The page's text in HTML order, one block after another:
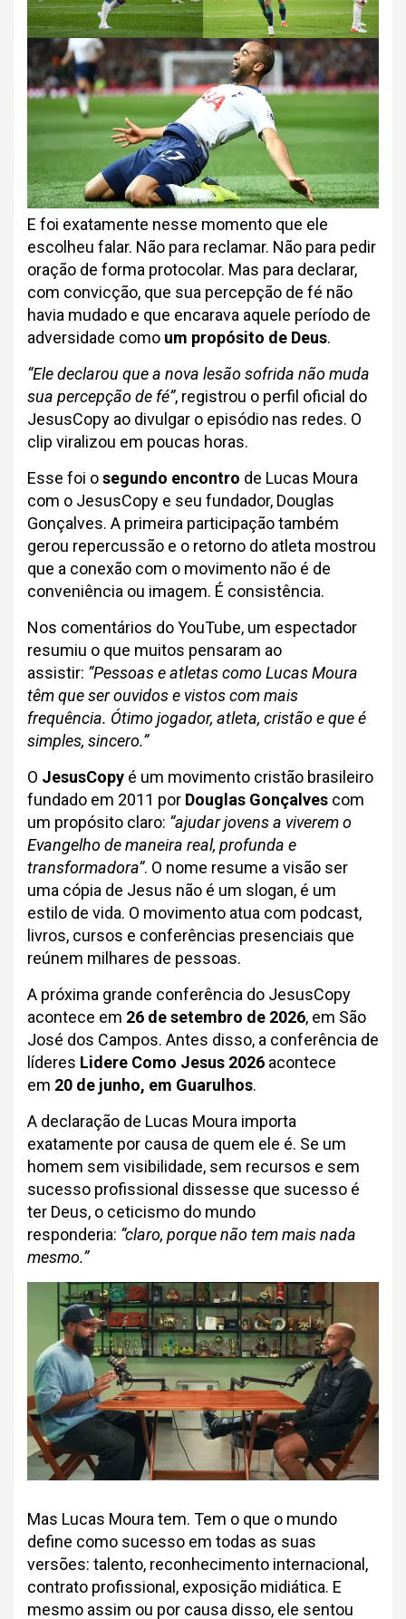
E foi exatamente nesse momento que ele
escolheu falar. Não para reclamar. Não para pedir
oração de forma protocolar. Mas para declarar,
com convicção, que sua percepção de fé não
havia mudado e que encarava aquele período de
adversidade como um propósito de Deus.
“Ele declarou que a nova lesão sofrida não muda
sua percepção de fé”, registrou o perfil oficial do
JesusCopy ao divulgar o episódio nas redes. O
clip viralizou em poucas horas.
Esse foi osegundo encontro de Lucas Moura
com o JesusCopy e seu fundador, Douglas
Gonçalves. A primeira participação também
gerou repercussão e o retorno do atleta mostrou
que a conexão com o movimento não é de
conveniência ou imagem. É consistência.
Nos comentários do YouTube, um espectador
resumiu o que muitos pensaram ao
assistir: “Pessoas e atletas como Lucas Moura
têm que ser ouvidos e vistos com mais
frequência. Ótimo jogador, atleta, cristão e que é
simples, sincero.”
O JesusCopy é um movimento cristão brasileiro
fundado em 2011 por Douglas Gonçalves com
um propósito claro: “ajudar jovens a viverem o
Evangelho de maneira real, profunda e
transformadora”. O nome resume a visão ser
uma cópia de Jesus não é um slogan, é um
estilo de vida. O movimento atua com podcast,
livros, cursos e conferências presenciais que
reúnem milhares de pessoas.
A próxima grande conferência do JesusCopy
acontece em 26 de setembro de 2026, em São
José dos Campos. Antes disso, a conferência de
líderes Lidere Como Jesus 2026 acontece
em 20 de junho, em Guarulhos.
A declaração de Lucas Moura importa
exatamente por causa de quem ele é. Se um
homem sem visibilidade, sem recursos e sem
sucesso profissional dissesse que sucesso é
ter Deus, o ceticismo do mundo
responderia: “claro, porque não tem mais nada
mesmo.”
Mas Lucas Moura tem. Tem o que o mundo
define como sucesso em todas as suas
versões: talento, reconhecimento internacional,
contrato profissional, exposição midiática. E
mesmo assim ou por causa disso, ele sentou